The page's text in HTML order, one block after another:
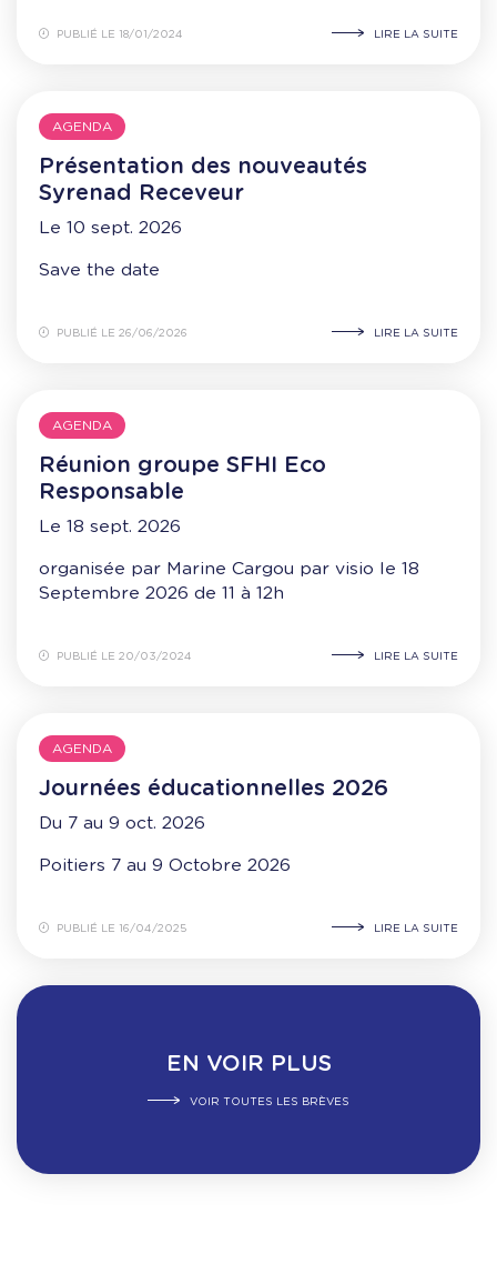
PUBLIÉ LE 18/01/2024 LIRE LA SUITE
AGENDA
Présentation des nouveautés
Syrenad Receveur
Le 10 sept. 2026
Save the date
PUBLIÉ LE 26/06/2026 LIRE LA SUITE
AGENDA
Réunion groupe SFHI Eco
Responsable
Le 18 sept. 2026
organisée par Marine Cargou par visio le 18
Septembre 2026 de 11 à 12h
PUBLIÉ LE 20/03/2024 LIRE LA SUITE
AGENDA
Journées éducationnelles 2026
Du 7 au 9 oct. 2026
Poitiers 7 au 9 Octobre 2026
PUBLIÉ LE 16/04/2025 LIRE LA SUITE
EN VOIR PLUS
VOIR TOUTES LES BRÈVES